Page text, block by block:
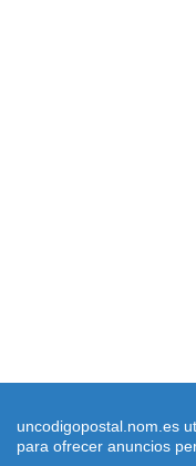
uncodigopostal.nom.es
para ofrecer anuncios